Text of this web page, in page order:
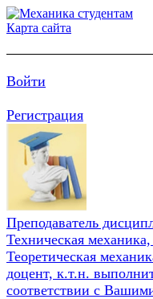
Карта сайта
Войти
Регистрация
Преподаватель
Техническая
Теоретическая
доцент, к.т.н.
соответствии с